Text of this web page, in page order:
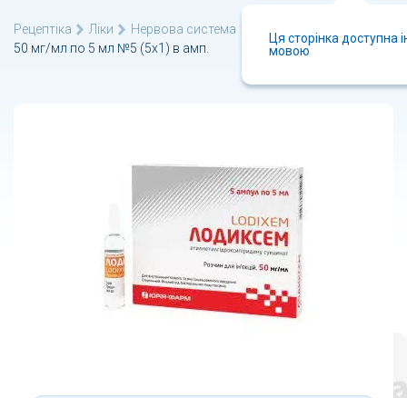
Ця сторінка доступна
мовою
Рецептіка Ліки Нервова система
50 мг/мл по 5 мл №5 (5х1) в амп.